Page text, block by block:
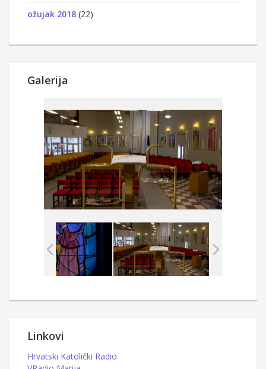
ožujak 2018 (22)
Galerija
Linkovi
Hrvatski Katolički Radio